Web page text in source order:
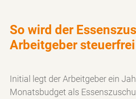
So wird der
Arbeitgeber steuerfrei
Initial legt der Arbeitgeber ein
Monatsbudget als